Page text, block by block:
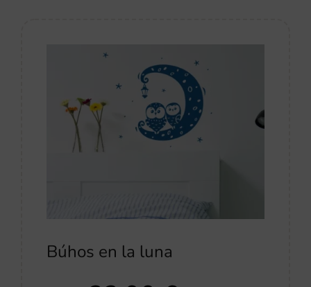
Búhos en la luna